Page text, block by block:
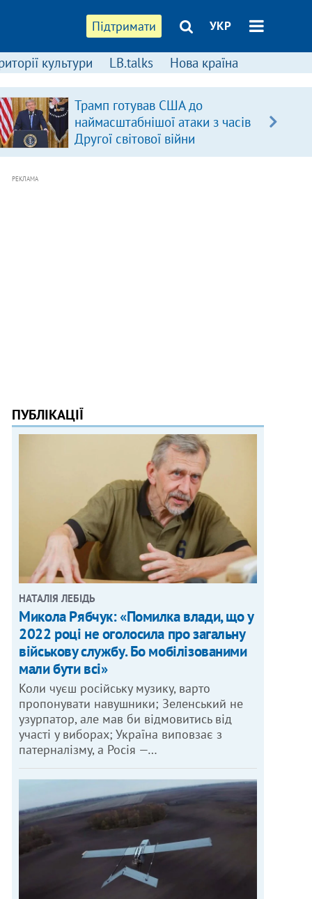
Підтримати УКР
культури LB.talks Нова країна
Трамп готував США до
наймасштабнішої атаки з часів
Другої світової війни
РЕКЛАМА
ПУБЛІКАЦІЇ
НАТАЛІЯ ЛЕБІДЬ
Микола Рябчук: «Помилка влади, що у
2022 році не оголосила про загальну
військову службу. Бо мобілізованими
мали бути всі»
Коли чуєш російську музику, варто
пропонувати навушники; Зеленський не
узурпатор, але мав би відмовитись від
участі у виборах; Україна виповзає з
патерналізму, а Росія —…